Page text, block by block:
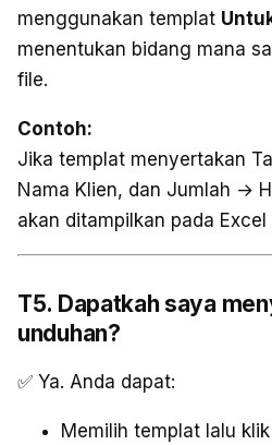
menggunakan templat
menentukan bidang mana
file.
Contoh:
Jika templat menyertakan
Nama Klien, dan Jumlah →
akan ditampilkan pada
T5. Dapatkah saya
unduhan?
✅ Ya. Anda dapat:
Memilih templat lalu klik